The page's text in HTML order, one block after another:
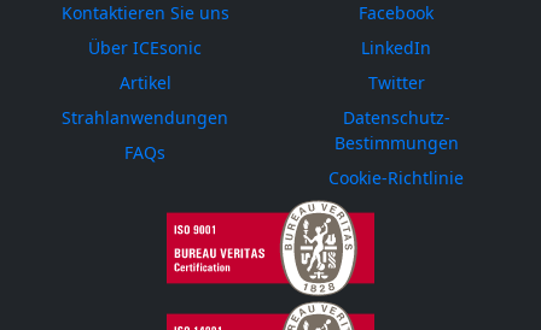
Kontaktieren Sie uns
Über ICEsonic
Artikel
Strahlanwendungen
FAQs
Facebook
LinkedIn
Twitter
Datenschutz-
Bestimmungen
Cookie-Richtlinie